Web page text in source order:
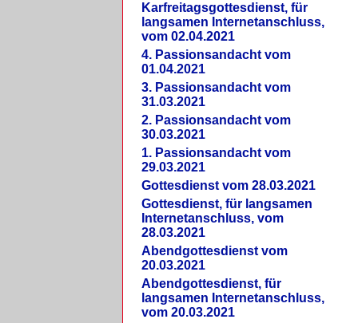
Karfreitagsgottesdienst, für
langsamen Internetanschluss,
vom 02.04.2021
4. Passionsandacht vom
01.04.2021
3. Passionsandacht vom
31.03.2021
2. Passionsandacht vom
30.03.2021
1. Passionsandacht vom
29.03.2021
Gottesdienst vom 28.03.2021
Gottesdienst, für langsamen
Internetanschluss, vom
28.03.2021
Abendgottesdienst vom
20.03.2021
Abendgottesdienst, für
langsamen Internetanschluss,
vom 20.03.2021